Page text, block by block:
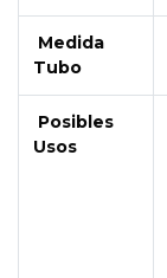
Medida
Tubo
Posibles
Usos